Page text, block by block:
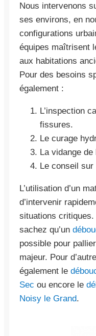
Nous intervenons
ses environs, en
configurations
équipes maîtrisent
aux habitations
Pour des besoins
également :
L’inspection
fissures.
Le curage
La vidange
Le conseil
L’utilisation d’un
d’intervenir
situations
sachez qu’un
possible pour
majeur. Pour
également le
Sec ou encore le
Noisy le Grand.